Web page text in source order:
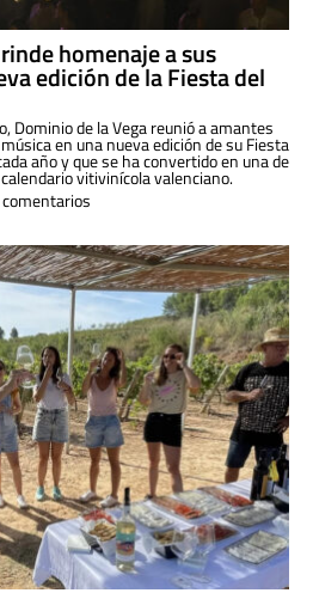
homenaje a sus
edición de la Fiesta del
Dominio de la Vega reunió a amantes
en una nueva edición de su Fiesta
año y que se ha convertido en una de
vitivinícola valenciano.